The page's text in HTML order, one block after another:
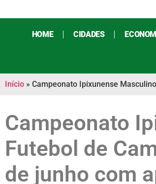
HOME CIDADES
Início » Campeonato Ipixunense
Campeonato
Futebol de
de junho com